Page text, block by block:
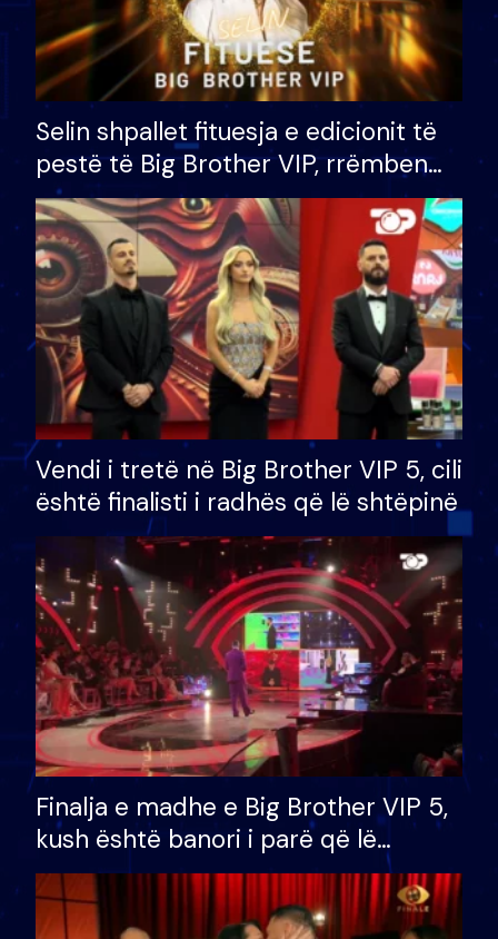
Selin shpallet fituesja e edicionit të
pestë të Big Brother VIP, rrëmben
çmimin e madh prej 100 mijë eurosh
Vendi i tretë në Big Brother VIP 5, cili
është finalisti i radhës që lë shtëpinë
Finalja e madhe e Big Brother VIP 5,
kush është banori i parë që lë
shtëpinë dhe humb mundësinë për
të fituar çmimin e madh